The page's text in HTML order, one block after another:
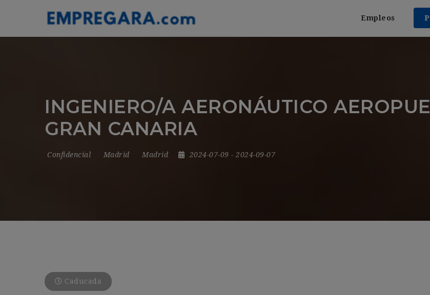
Empleos
INGENIERO/A AERONÁUTICO
GRAN CANARIA
Confidencial Madrid Madrid 2024-07-09 - 2024-09-07
Caducada